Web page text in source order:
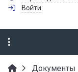
Войти
Документы